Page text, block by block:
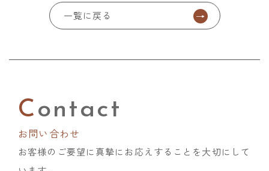
一覧に戻る
Contact
お問い合わせ
お客様のご要望に真摯にお応えすることを大切にして